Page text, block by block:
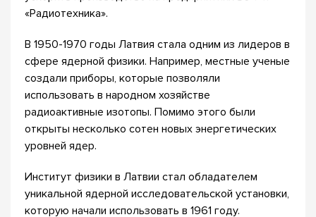
«Радиотехника».
В 1950-1970 годы Латвия стала одним из лидеров в
сфере ядерной физики. Например, местные ученые
создали приборы, которые позволяли
использовать в народном хозяйстве
радиоактивные изотопы. Помимо этого были
открыты несколько сотен новых энергетических
уровней ядер.
Институт физики в Латвии стал обладателем
уникальной ядерной исследовательской установки,
которую начали использовать в 1961 году.